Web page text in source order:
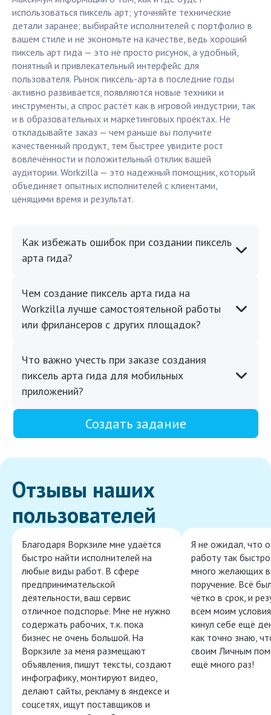
использоваться пиксель арт; уточняйте технические
детали заранее; выбирайте исполнителей с портфолио в
вашем стиле и не экономьте на качестве, ведь хороший
пиксель арт гида — это не просто рисунок, а удобный,
понятный и привлекательный интерфейс для
пользователя. Рынок пиксель-арта в последние годы
активно развивается, появляются новые техники и
инструменты, а спрос растёт как в игровой индустрии, так
и в образовательных и маркетинговых проектах. Не
откладывайте заказ — чем раньше вы получите
качественный продукт, тем быстрее увидите рост
вовлечённости и положительный отклик вашей
аудитории. Workzilla — это надежный помощник, который
объединяет опытных исполнителей с клиентами,
ценящими время и результат.
Как избежать ошибок при создании пиксель
арта гида?
Чем создание пиксель арта гида на
Workzilla лучше самостоятельной работы
или фрилансеров с других площадок?
Что важно учесть при заказе создания
пиксель арта гида для мобильных
приложений?
Создать задание
Отзывы наших
пользователей
Благодаря Воркзиле мне удаётся
быстро найти исполнителей на
любые виды работ. В сфере
предпринимательской
деятельности, ваш сервис
отличное подспорье. Мне не нужно
содержать рабочих, т.к. пока
бизнес не очень большой. На
Воркзиле за меня размещают
объявления, пишут тексты, создают
инфографику, монтируют видео,
делают сайты, рекламу в яндексе и
соцсетях, ищут поставщиков и
Я не ожидал, что
работу так
много желающих
поручение. Всё
чётко в срок, и
всем моим
кинул себе ещё
как точно знаю,
своим Личным
ещё много раз!